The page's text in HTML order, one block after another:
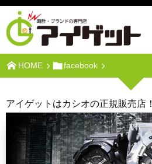
HOME facebook
アイゲットはカシオの正規販売店！